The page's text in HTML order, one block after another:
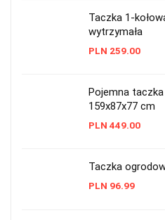
Taczka 1-
wytrzymała
PLN 259.00
Pojemna
159x87x77 cm
PLN 449.00
Taczka
PLN 96.99